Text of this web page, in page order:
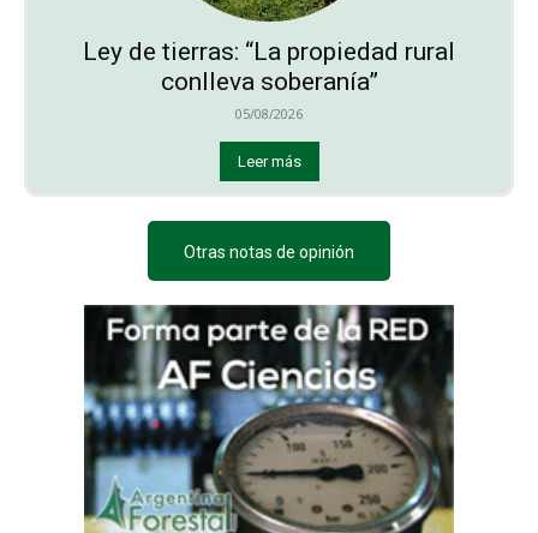
Ley de tierras: “La propiedad rural
conlleva soberanía”
05/08/2026
Leer más
Otras notas de opinión